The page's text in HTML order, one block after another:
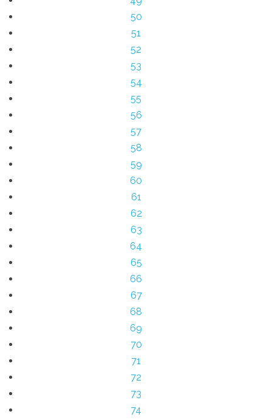
50
51
52
53
54
55
56
57
58
59
60
61
62
63
64
65
66
67
68
69
70
71
72
73
74